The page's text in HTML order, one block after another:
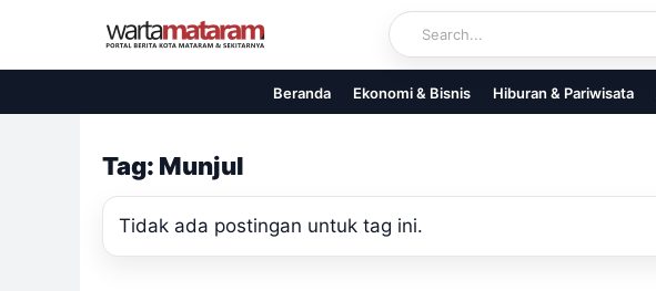
content
Beranda Ekonomi & Bisnis Hiburan & Pariwisata
Tag: Munjul
Tidak ada postingan untuk tag ini.